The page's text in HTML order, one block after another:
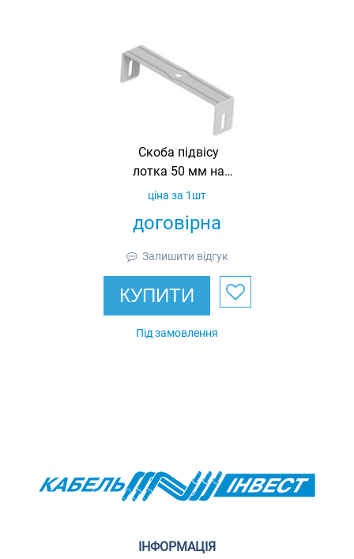
Скоба підвісу
лотка 50 мм на
шпильку М8-М10,
гарячеоцинкована,
договірна
ціна за 1шт
Залишити відгук
КУПИТИ
Під замовлення
ІНФОРМАЦІЯ